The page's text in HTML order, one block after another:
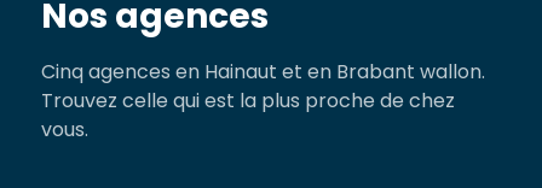
Nos agences
Cinq agences en Hainaut et en Brabant wallon.
Trouvez celle qui est la plus proche de chez
vous.